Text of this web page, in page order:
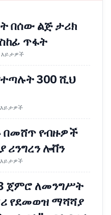
በሰው ልጅ ታሪክ
ጥፋት
እይታዎች
300 ሺህ
እይታዎች
በመሸጥ የብዙዎች
ሪንግረን ሎቨን
እይታዎች
ጀምሮ ለመንግሥት
የደመወዝ ማሻሻያ